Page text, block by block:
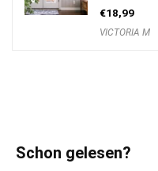
€18,99
VICTORIA M
Schon gelesen?